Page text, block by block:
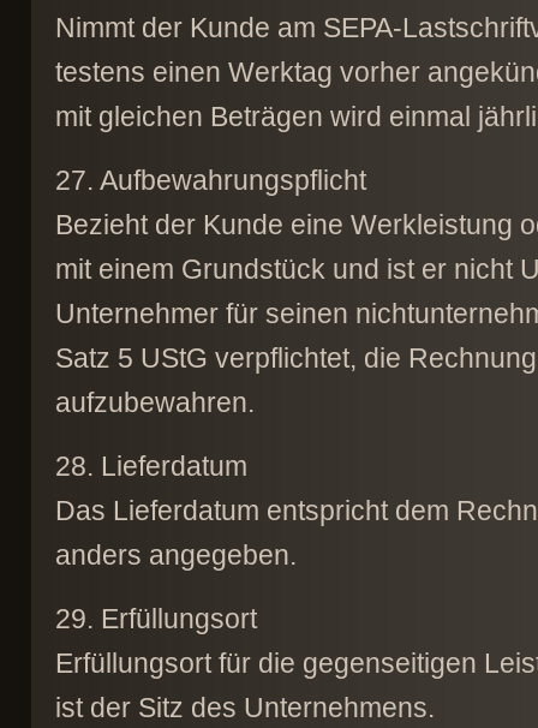
Nimmt der Kunde am SEPA-
testens einen Werktag vorher
mit gleichen Beträgen wird einmal
27. Aufbewahrungspflicht
Bezieht der Kunde eine Werkleistung
mit einem Grundstück und ist er nicht
Unternehmer für seinen
Satz 5 UStG verpflichtet, die
aufzubewahren.
28. Lieferdatum
Das Lieferdatum entspricht dem
anders angegeben.
29. Erfüllungsort
Erfüllungsort für die gegenseitigen
ist der Sitz des Unternehmens.